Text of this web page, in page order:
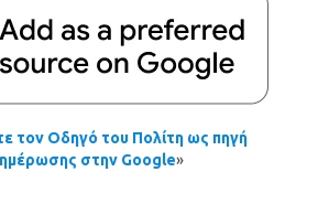
τον Οδηγό του Πολίτη ως πηγή
στην Google»